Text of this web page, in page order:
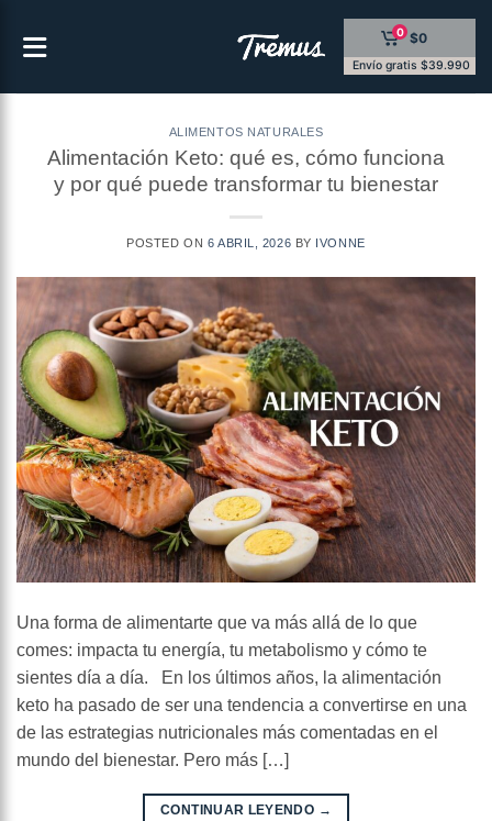
0 $0
Envío gratis $39.990
ALIMENTOS NATURALES
Alimentación Keto: qué es, cómo funciona
y por qué puede transformar tu bienestar
POSTED ON 6 ABRIL, 2026 BY IVONNE
Una forma de alimentarte que va más allá de lo que
comes: impacta tu energía, tu metabolismo y cómo te
sientes día a día. En los últimos años, la alimentación
keto ha pasado de ser una tendencia a convertirse en una
de las estrategias nutricionales más comentadas en el
mundo del bienestar. Pero más […]
CONTINUAR LEYENDO →